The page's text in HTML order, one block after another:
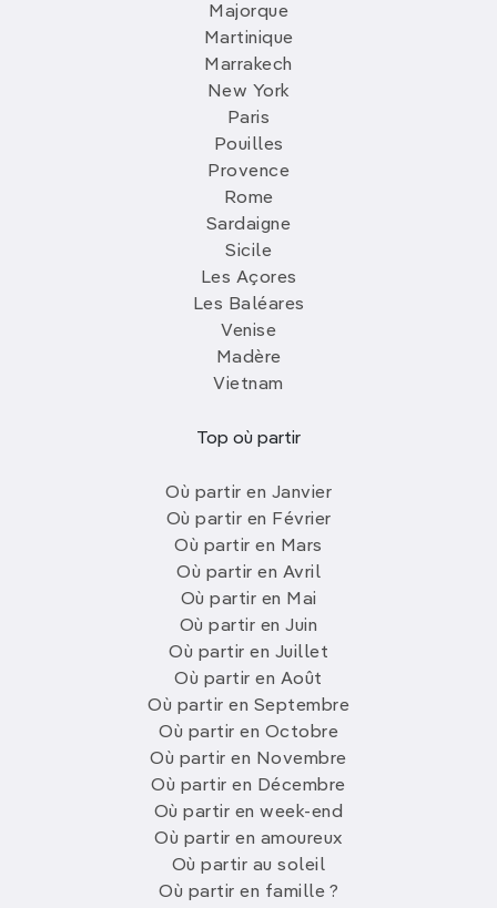
Majorque
Martinique
Marrakech
New York
Paris
Pouilles
Provence
Rome
Sardaigne
Sicile
Les Açores
Les Baléares
Venise
Madère
Vietnam
Top où partir
Où partir en Janvier
Où partir en Février
Où partir en Mars
Où partir en Avril
Où partir en Mai
Où partir en Juin
Où partir en Juillet
Où partir en Août
Où partir en Septembre
Où partir en Octobre
Où partir en Novembre
Où partir en Décembre
Où partir en week-end
Où partir en amoureux
Où partir au soleil
Où partir en famille ?